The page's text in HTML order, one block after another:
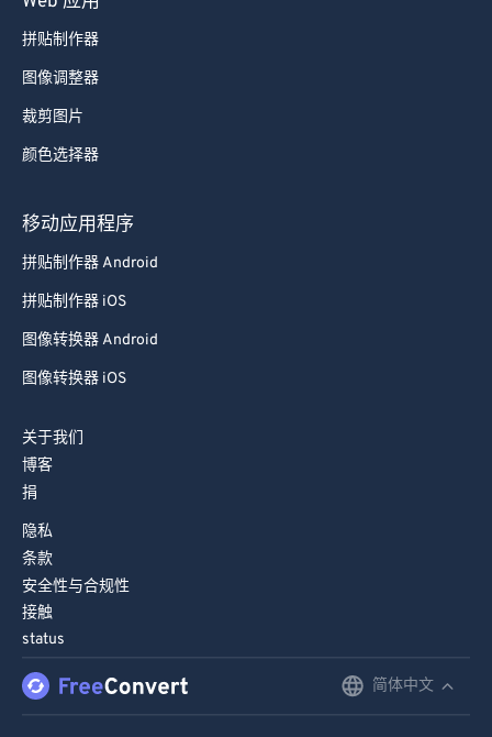
拼贴制作器
图像调整器
裁剪图片
颜色选择器
移动应用程序
拼贴制作器 Android
拼贴制作器 iOS
图像转换器 Android
图像转换器 iOS
关于我们
博客
捐
隐私
条款
安全性与合规性
接触
status
简体中文